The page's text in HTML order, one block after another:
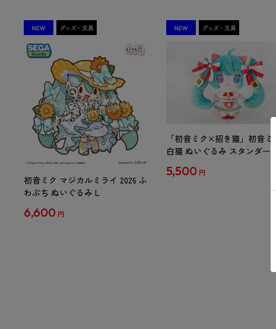
初音ミク マジカルミライ 2026 ふ
わぷち ぬいぐるみ L
6,600 円
「初音ミク×招き猫」初音ミク
白猫 ぬいぐるみ スタンダード
5,500 円